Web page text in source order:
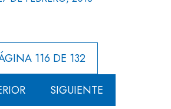
116 DE 132
SIGUIENTE